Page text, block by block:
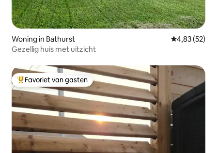
Woning in Bathurst Gemiddelde
4,83 (52)
Gezellig huis met uitzicht
Topfavoriet van gasten
Favoriet van gasten